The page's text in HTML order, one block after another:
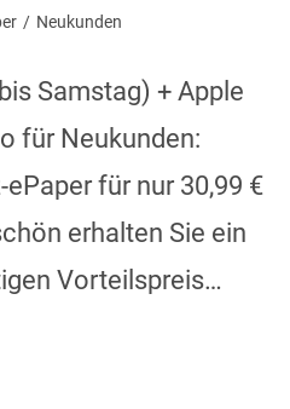
/ Neukunden
Samstag) + Apple
für Neukunden:
für nur 30,99 €
erhalten Sie ein
Vorteilspreis…